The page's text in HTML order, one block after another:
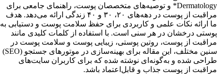
Dermatology* و توصیه‌های متخصصان پوست، راهنمای جامعی برای
مراقبت از پوست در دهه‌های ۲۰، ۳۰ و ۴۰ زندگی ارائه می‌دهد. هدف
ما ارائه نکات علمی و کاربردی برای حفظ سلامت پوست و دستیابی به
پوستی درخشان در هر سنی است. با استفاده از کلمات کلیدی مانند
مراقبت از پوست، روتین پوستی، زیبایی پوست و سلامت پوست در
سنین مختلف، این مقاله برای بهینه‌سازی در موتورهای جستجو (SEO)
طراحی شده و به‌گونه‌ای نوشته شده که برای کاربران سایت‌های
مراقبت از پوست جذاب و قابل‌اعتماد باشد.